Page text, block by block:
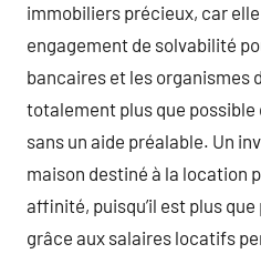
immobiliers précieux, car
engagement de solvabilité
bancaires et les organismes
totalement plus que possible
sans un aide préalable. Un
maison destiné à la location
affinité, puisqu’il est plus
grâce aux salaires locatifs